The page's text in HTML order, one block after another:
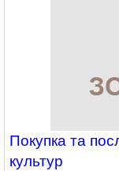
Покупка та
культур